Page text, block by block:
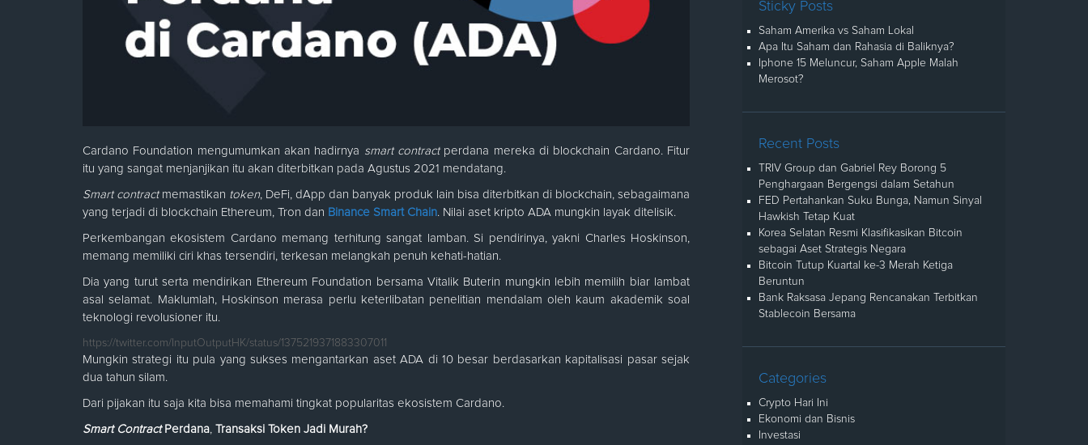
Cardano Foundation mengumumkan akan hadirnya smart contractperdana mereka di blockchain Cardano. Fitur
itu yang sangat menjanjikan itu akan diterbitkan pada Agustus 2021 mendatang.
Smart contractmemastikan token, DeFi, dApp dan banyak produk lain bisa diterbitkan di blockchain, sebagaimana
yang terjadi di blockchain Ethereum, Tron dan Binance Smart Chain. Nilai aset kripto ADA mungkin layak ditelisik.
Perkembangan ekosistem Cardano memang terhitung sangat lamban. Si pendirinya, yakni Charles Hoskinson,
memang memiliki ciri khas tersendiri, terkesan melangkah penuh kehati-hatian.
Dia yang turut serta mendirikan Ethereum Foundation bersama Vitalik Buterin mungkin lebih memilih biar lambat
asal selamat. Maklumlah, Hoskinson merasa perlu keterlibatan penelitian mendalam oleh kaum akademik soal
teknologi revolusioner itu.
https://twitter.com/InputOutputHK/status/1375219371883307011
Mungkin strategi itu pula yang sukses mengantarkan aset ADA di 10 besar berdasarkan kapitalisasi pasar sejak
dua tahun silam.
Dari pijakan itu saja kita bisa memahami tingkat popularitas ekosistem Cardano.
Smart Contract Perdana, Transaksi Token Jadi Murah?
Sticky Posts
Saham Amerika vs Saham Lokal
Apa Itu Saham dan Rahasia di Baliknya?
Iphone 15 Meluncur, Saham Apple Malah
Merosot?
Recent Posts
TRIV Group dan Gabriel Rey Borong 5
Penghargaan Bergengsi dalam Setahun
FED Pertahankan Suku Bunga, Namun Sinyal
Hawkish Tetap Kuat
Korea Selatan Resmi Klasifikasikan Bitcoin
sebagai Aset Strategis Negara
Bitcoin Tutup Kuartal ke-3 Merah Ketiga
Beruntun
Bank Raksasa Jepang Rencanakan Terbitkan
Stablecoin Bersama
Categories
Crypto Hari Ini
Ekonomi dan Bisnis
Investasi